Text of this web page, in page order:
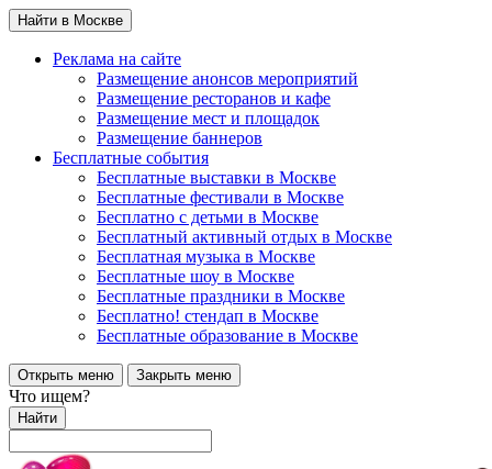
Найти в Москве
Реклама на сайте
Размещение анонсов мероприятий
Размещение ресторанов и кафе
Размещение мест и площадок
Размещение баннеров
Бесплатные события
Бесплатные выставки в Москве
Бесплатные фестивали в Москве
Бесплатно с детьми в Москве
Бесплатный активный отдых в Москве
Бесплатная музыка в Москве
Бесплатные шоу в Москве
Бесплатные праздники в Москве
Бесплатно! стендап в Москве
Бесплатные образование в Москве
Открыть меню Закрыть меню
Что ищем?
Найти